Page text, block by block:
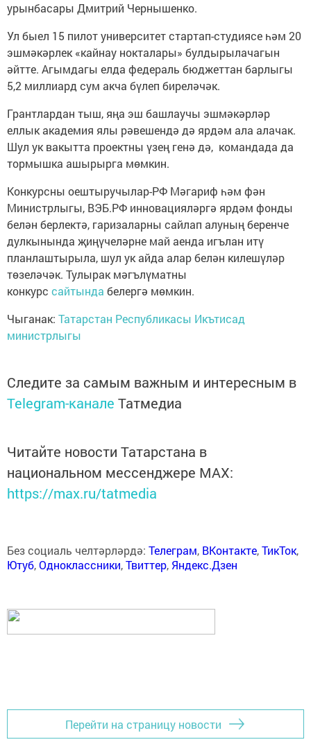
урынбасары Дмитрий Чернышенко.
Ул быел 15 пилот университет стартап-студиясе һәм 20
эшмәкәрлек «кайнау нокталары» булдырылачагын
әйтте. Агымдагы елда федераль бюджеттан барлыгы
5,2 миллиард сум акча бүлеп биреләчәк.
Грантлардан тыш, яңа эш башлаучы эшмәкәрләр
еллык академия ялы рәвешендә дә ярдәм ала алачак.
Шул ук вакытта проектны үзең генә дә, командада да
тормышка ашырырга мөмкин.
Конкурсны оештыручылар-РФ Мәгариф һәм фән
Министрлыгы, ВЭБ.РФ инновацияләргә ярдәм фонды
белән берлектә, гаризаларны сайлап алуның беренче
дулкынында җиңүчеләрне май аенда игълан итү
планлаштырыла, шул ук айда алар белән килешүләр
төзеләчәк. Тулырак мәгълүматны
конкурс сайтында белергә мөмкин.
Чыганак: Татарстан Республикасы Икътисад
министрлыгы
Следите за самым важным и интересным в
Telegram-канале Татмедиа
Читайте новости Татарстана в
национальном мессенджере MАХ:
https://max.ru/tatmedia
Без социаль челтәрләрдә: Телеграм, ВКонтакте,ТикТок,
Ютуб,Одноклассники,Твиттер, Яндекс.Дзен
Перейти на страницу новости